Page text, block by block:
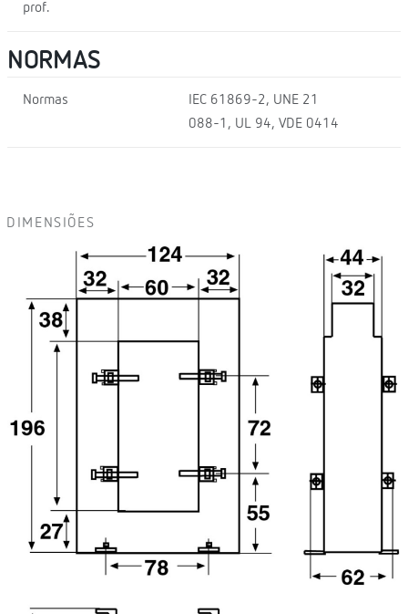
prof.
NORMAS
Normas
IEC 61869-2, UNE 21
088-1, UL 94, VDE 0414
DIMENSIÕES